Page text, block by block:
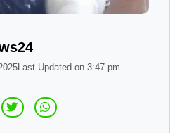
Last Updated on 3:47 pm